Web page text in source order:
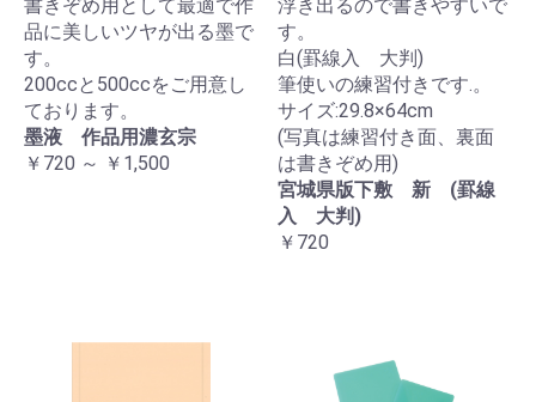
書きぞめ用として最適で作
品に美しいツヤが出る墨で
す。
200ccと500ccをご用意し
ております。
墨液 作品用濃玄宗
￥720 ～ ￥1,500
浮き出るので書きやすいで
す。
白(罫線入 大判)
筆使いの練習付きです.。
サイズ:29.8×64cm
(写真は練習付き面、裏面
は書きぞめ用)
宮城県版下敷 新 (罫線
入 大判)
￥720